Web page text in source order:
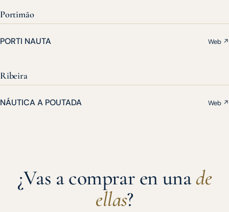
Portimão
PORTI NAUTA Web ↗
Ribeira
NÁUTICA A POUTADA Web ↗
¿Vas a comprar en unade
ellas?